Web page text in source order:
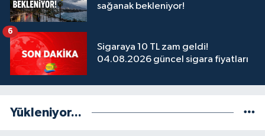
sağanak bekleniyor!
Sigaraya 10 TL zam geldi!
04.08.2026 güncel sigara fiyatları
6
Yükleniyor...